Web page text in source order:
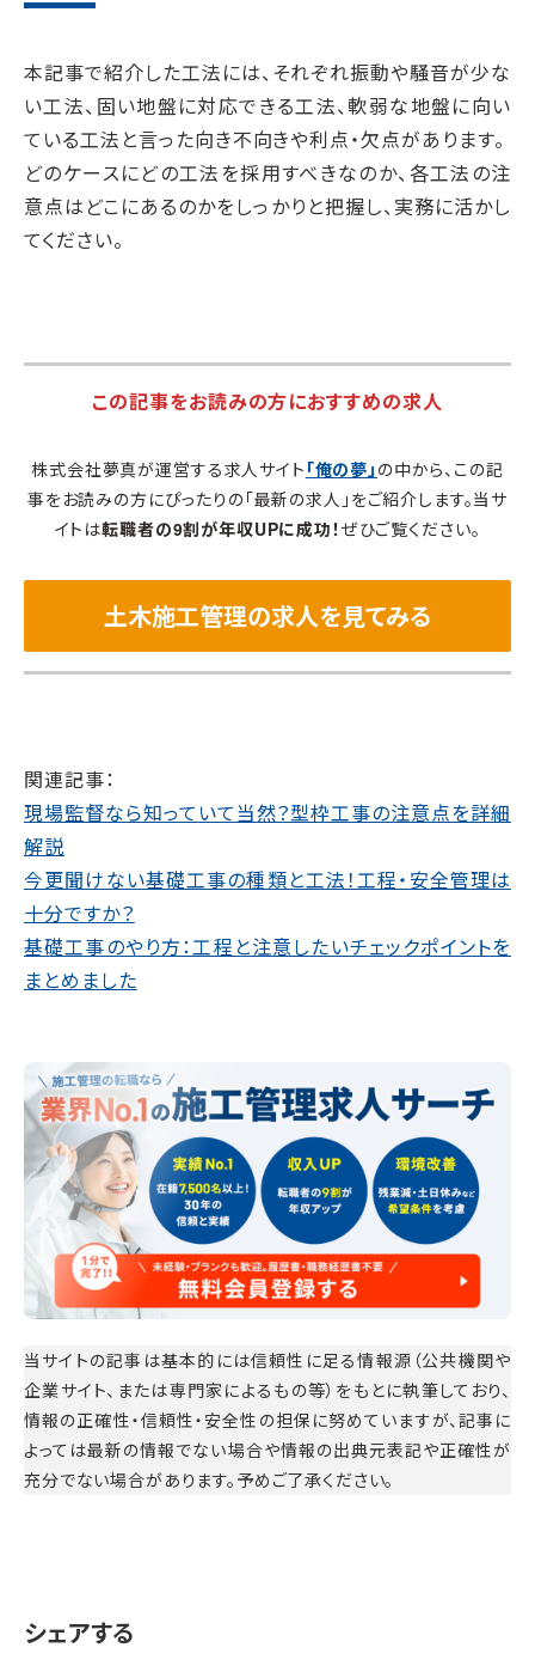
本記事で紹介した工法には、それぞれ振動や騒音が少な
い工法、固い地盤に対応できる工法、軟弱な地盤に向い
ている工法と言った向き不向きや利点・欠点があります。
どのケースにどの工法を採用すべきなのか、各工法の注
意点はどこにあるのかをしっかりと把握し、実務に活かし
てください。
この記事をお読みの方におすすめの求人
株式会社夢真が運営する求人サイト 「俺の夢」 の中から、この記
事をお読みの方にぴったりの「最新の求人」をご紹介します。当サ
イトは転職者の9割が年収UPに成功！ぜひご覧ください。
土木施工管理の求人を見てみる
関連記事：
現場監督なら知っていて当然？型枠工事の注意点を詳細
解説
今更聞けない基礎工事の種類と工法！工程・安全管理は
十分ですか？
基礎工事のやり方：工程と注意したいチェックポイントを
まとめました
当サイトの記事は基本的には信頼性に足る情報源（公共機関や
企業サイト、または専門家によるもの等）をもとに執筆しており、
情報の正確性・信頼性・安全性の担保に努めていますが、記事に
よっては最新の情報でない場合や情報の出典元表記や正確性が
充分でない場合があります。予めご了承ください。
シェアする